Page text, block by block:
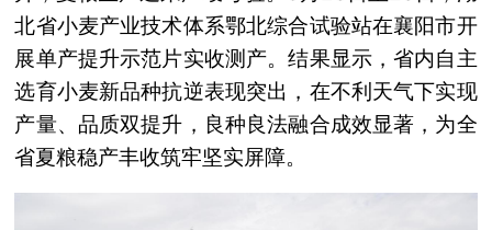
北省小麦产业技术体系鄂北综合试验站在襄阳市开
展单产提升示范片实收测产。结果显示，省内自主
选育小麦新品种抗逆表现突出，在不利天气下实现
产量、品质双提升，良种良法融合成效显著，为全
省夏粮稳产丰收筑牢坚实屏障。